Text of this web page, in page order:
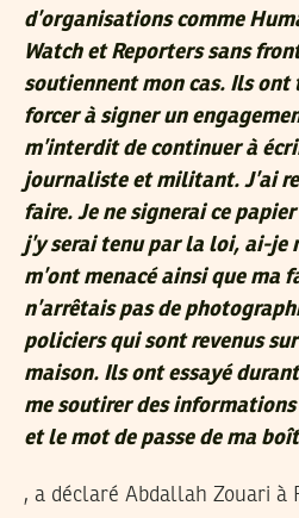
d’organisations comme
Watch et Reporters sans
soutiennent mon cas. Ils ont
forcer à signer un
m’interdit de continuer à
journaliste et militant. J’ai
faire. Je ne signerai ce
j’y serai tenu par la loi, ai-je
m’ont menacé ainsi que ma
n’arrêtais pas de
policiers qui sont revenus
maison. Ils ont essayé
me soutirer des
et le mot de passe de ma
, a déclaré Abdallah Zouari à